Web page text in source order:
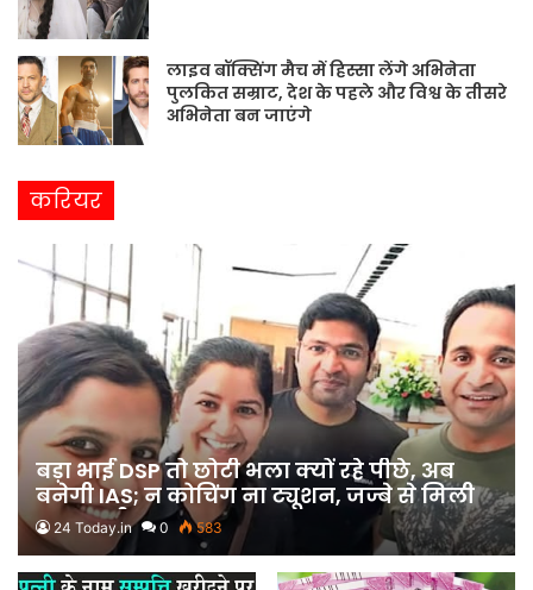
लाइव बॉक्सिंग मैच में हिस्सा लेंगे अभिनेता
पुलकित सम्राट, देश के पहले और विश्व के तीसरे
अभिनेता बन जाएंगे
करियर
बड़ा भाई DSP तो छोटी भला क्यों रहे पीछे, अब
बनेगी IAS; न कोचिंग ना ट्यूशन, जज्बे से मिली
कामयाबी
24 Today.in 0 583